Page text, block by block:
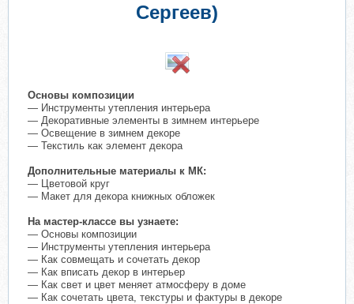
Сергеев)
Основы композиции
— Инструменты утепления интерьера
— Декоративные элементы в зимнем интерьере
— Освещение в зимнем декоре
— Текстиль как элемент декора
Дополнительные материалы к МК:
— Цветовой круг
— Макет для декора книжных обложек
На мастер-классе вы узнаете:
— Основы композиции
— Инструменты утепления интерьера
— Как совмещать и сочетать декор
— Как вписать декор в интерьер
— Как свет и цвет меняет атмосферу в доме
— Как сочетать цвета, текстуры и фактуры в декоре